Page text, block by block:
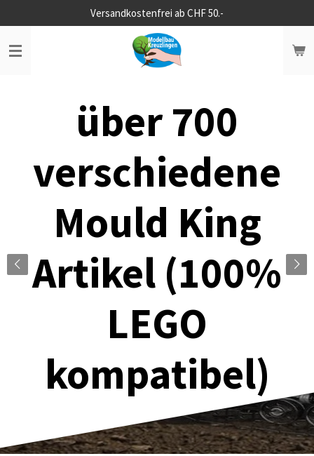
Hauptinhalt
springen
Versandkostenfrei ab CHF 50.-
über 700
verschiedene
Mould King
Artikel (100%
LEGO
kompatibel)